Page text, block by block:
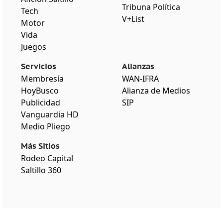
Tech
Motor
Vida
Juegos
Tribuna Política
V+List
Servicios
Membresía
HoyBusco
Publicidad
Vanguardia HD
Medio Pliego
Más Sitios
Rodeo Capital
Saltillo 360
Alianzas
WAN-IFRA
Alianza de Medios
SIP